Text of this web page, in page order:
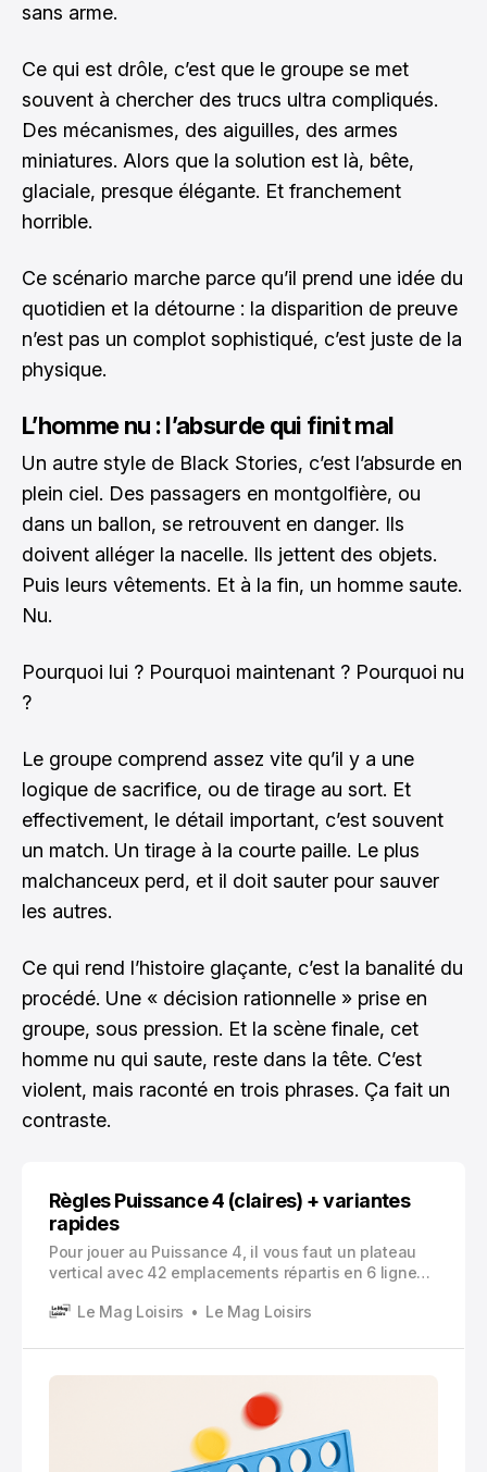
sans arme.
Ce qui est drôle, c’est que le groupe se met
souvent à chercher des trucs ultra compliqués.
Des mécanismes, des aiguilles, des armes
miniatures. Alors que la solution est là, bête,
glaciale, presque élégante. Et franchement
horrible.
Ce scénario marche parce qu’il prend une idée du
quotidien et la détourne : la disparition de preuve
n’est pas un complot sophistiqué, c’est juste de la
physique.
L’homme nu : l’absurde qui finit mal
Un autre style de Black Stories, c’est l’absurde en
plein ciel. Des passagers en montgolfière, ou
dans un ballon, se retrouvent en danger. Ils
doivent alléger la nacelle. Ils jettent des objets.
Puis leurs vêtements. Et à la fin, un homme saute.
Nu.
Pourquoi lui ? Pourquoi maintenant ? Pourquoi nu
?
Le groupe comprend assez vite qu’il y a une
logique de sacrifice, ou de tirage au sort. Et
effectivement, le détail important, c’est souvent
un match. Un tirage à la courte paille. Le plus
malchanceux perd, et il doit sauter pour sauver
les autres.
Ce qui rend l’histoire glaçante, c’est la banalité du
procédé. Une « décision rationnelle » prise en
groupe, sous pression. Et la scène finale, cet
homme nu qui saute, reste dans la tête. C’est
violent, mais raconté en trois phrases. Ça fait un
contraste.
Règles Puissance 4 (claires) + variantes
rapides
Pour jouer au Puissance 4, il vous faut un plateau
vertical avec 42 emplacements répartis en 6 lignes
différentes (souvent rouge et jaune), et deux
Le Mag Loisirs Le Mag Loisirs